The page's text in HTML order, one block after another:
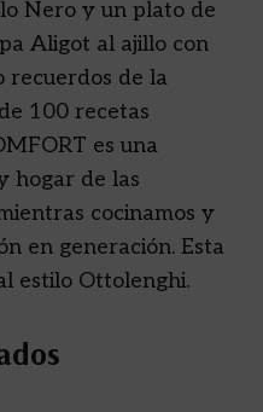
Nero y un plato de
Aligot al ajillo con
recuerdos de la
100 recetas
es una
hogar de las
cocinamos y
en generación. Esta
estilo Ottolenghi.